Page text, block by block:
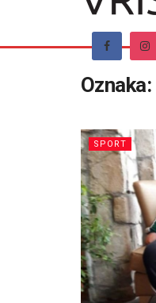
Oznaka:
SPORT